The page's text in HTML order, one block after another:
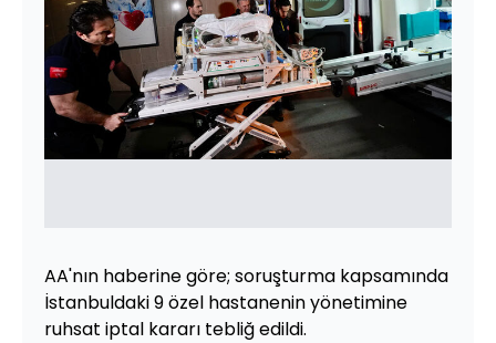
AA'nın haberine göre; soruşturma kapsamında
İstanbuldaki 9 özel hastanenin yönetimine
ruhsat iptal kararı tebliğ edildi.